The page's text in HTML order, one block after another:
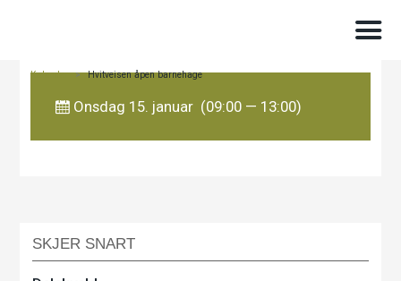
Kalender > Hvitveisen åpen barnehage
Onsdag 15. januar (09:00 — 13:00)
SKJER SNART